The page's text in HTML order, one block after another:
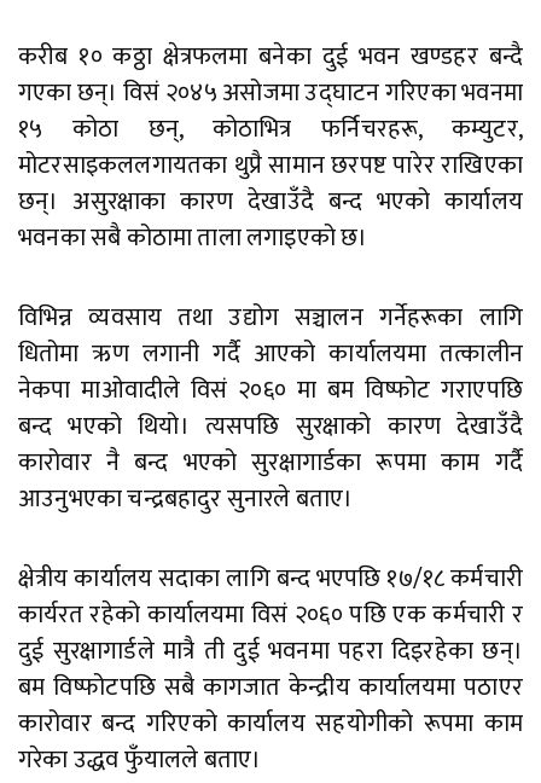
करीब १० कठ्ठा क्षेत्रफलमा बनेका दुई भवन खण्डहर बन्दै
गएका छन्। विसं २०४५ असोजमा उद्घाटन गरिएका भवनमा
१५ कोठा छन्, कोठाभित्र फर्निचरहरू, कम्युटर,
मोटरसाइकललगायतका थुप्रै सामान छरपष्ट पारेर राखिएका
छन्। असुरक्षाका कारण देखाउँदै बन्द भएको कार्यालय
भवनका सबै कोठामा ताला लगाइएको छ।
विभिन्न व्यवसाय तथा उद्योग सञ्चालन गर्नेहरूका लागि
धितोमा ऋण लगानी गर्दै आएको कार्यालयमा तत्कालीन
नेकपा माओवादीले विसं २०६० मा बम विष्फोट गराएपछि
बन्द भएको थियो। त्यसपछि सुरक्षाको कारण देखाउँदै
कारोवार नै बन्द भएको सुरक्षागार्डका रूपमा काम गर्दै
आउनुभएका चन्द्रबहादुर सुनारले बताए।
क्षेत्रीय कार्यालय सदाका लागि बन्द भएपछि १७/१८ कर्मचारी
कार्यरत रहेको कार्यालयमा विसं २०६० पछि एक कर्मचारी र
दुई सुरक्षागार्डले मात्रै ती दुई भवनमा पहरा दिइरहेका छन्।
बम विष्फोटपछि सबै कागजात केन्द्रीय कार्यालयमा पठाएर
कारोवार बन्द गरिएको कार्यालय सहयोगीको रूपमा काम
गरेका उद्धव फुँयालले बताए।